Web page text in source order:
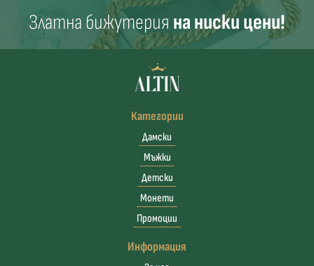
Златна бижутерия на ниски цени!
Категории
Дамски
Мъжки
Детски
Монети
Промоции
Информация